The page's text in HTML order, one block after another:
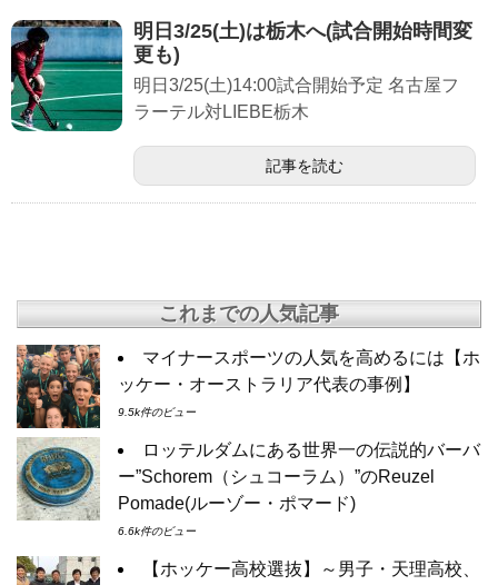
明日3/25(土)は栃木へ(試合開始時間変
更も)
明日3/25(土)14:00試合開始予定 名古屋フ
ラーテル対LIEBE栃木
記事を読む
これまでの人気記事
マイナースポーツの人気を高めるには【ホ
ッケー・オーストラリア代表の事例】
9.5k件のビュー
ロッテルダムにある世界一の伝説的バーバ
ー”Schorem（シュコーラム）”のReuzel
Pomade(ルーゾー・ポマード)
6.6k件のビュー
【ホッケー高校選抜】～男子・天理高校、